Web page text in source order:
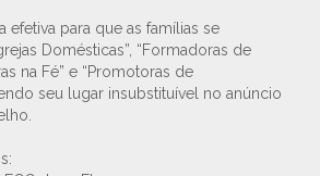
efetiva para que as famílias se
Domésticas”, “Formadoras de
na Fé” e “Promotoras de
seu lugar insubstituível no anúncio